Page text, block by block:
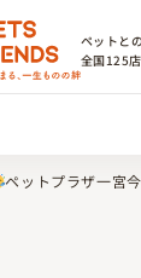
ペットと
全国125
ペットプラザ一宮